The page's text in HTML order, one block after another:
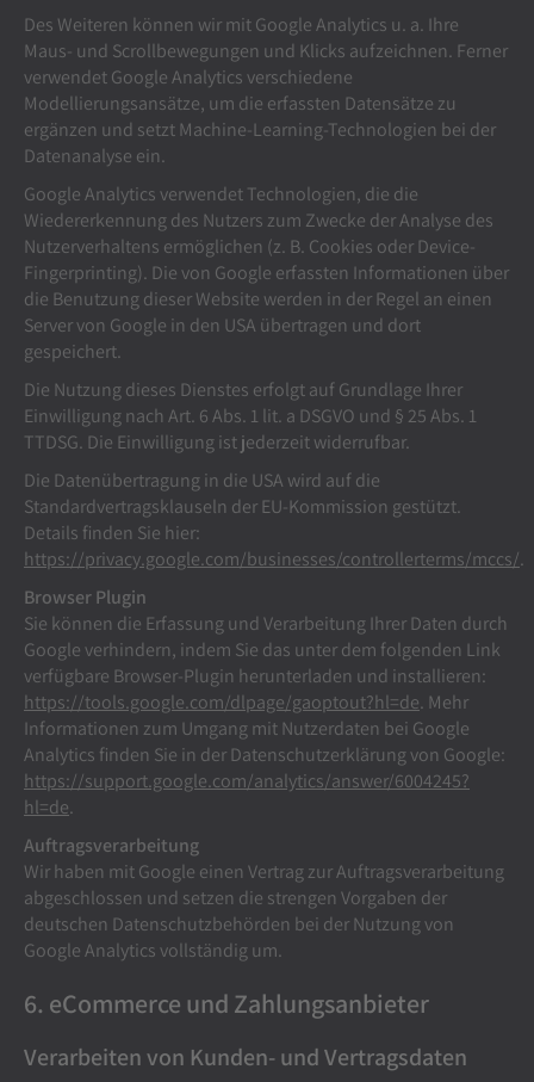
Des Weiteren können wir mit Google Analytics u. a. Ihre
Maus- und Scrollbewegungen und Klicks aufzeichnen. Ferner
verwendet Google Analytics verschiedene
Modellierungsansätze, um die erfassten Datensätze zu
ergänzen und setzt Machine-Learning-Technologien bei der
Datenanalyse ein.
Google Analytics verwendet Technologien, die die
Wiedererkennung des Nutzers zum Zwecke der Analyse des
Nutzerverhaltens ermöglichen (z. B. Cookies oder Device-
Fingerprinting). Die von Google erfassten Informationen über
die Benutzung dieser Website werden in der Regel an einen
Server von Google in den USA übertragen und dort
gespeichert.
Die Nutzung dieses Dienstes erfolgt auf Grundlage Ihrer
Einwilligung nach Art. 6 Abs. 1 lit. a DSGVO und § 25 Abs. 1
TTDSG. Die Einwilligung ist jederzeit widerrufbar.
Die Datenübertragung in die USA wird auf die
Standardvertragsklauseln der EU-Kommission gestützt.
Details finden Sie hier:
https://privacy.google.com/businesses/controllerterms/mccs/.
Browser Plugin
Sie können die Erfassung und Verarbeitung Ihrer Daten durch
Google verhindern, indem Sie das unter dem folgenden Link
verfügbare Browser-Plugin herunterladen und installieren:
https://tools.google.com/dlpage/gaoptout?hl=de. Mehr
Informationen zum Umgang mit Nutzerdaten bei Google
Analytics finden Sie in der Datenschutzerklärung von Google:
https://support.google.com/analytics/answer/6004245?
hl=de.
Auftragsverarbeitung
Wir haben mit Google einen Vertrag zur Auftragsverarbeitung
abgeschlossen und setzen die strengen Vorgaben der
deutschen Datenschutzbehörden bei der Nutzung von
Google Analytics vollständig um.
6. eCommerce und Zahlungs­anbieter
Verarbeiten von Kunden- und Vertragsdaten